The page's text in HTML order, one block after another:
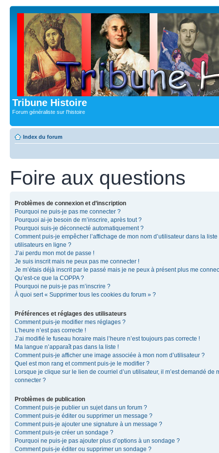
Tribune Histoire
Forum généraliste sur l'histoire
Index du forum
Foire aux questions
Problèmes de connexion et d’inscription
Pourquoi ne puis-je pas me connecter ?
Pourquoi ai-je besoin de m’inscrire, après tout ?
Pourquoi suis-je déconnecté automatiquement ?
Comment puis-je empêcher l’affichage de mon nom d’utilisateur dans la liste
utilisateurs en ligne ?
J’ai perdu mon mot de passe !
Je suis inscrit mais ne peux pas me connecter !
Je m’étais déjà inscrit par le passé mais je ne peux à présent plus me
Qu’est-ce que la COPPA ?
Pourquoi ne puis-je pas m’inscrire ?
À quoi sert « Supprimer tous les cookies du forum » ?
Préférences et réglages des utilisateurs
Comment puis-je modifier mes réglages ?
L’heure n’est pas correcte !
J’ai modifié le fuseau horaire mais l’heure n’est toujours pas correcte !
Ma langue n’apparaît pas dans la liste !
Comment puis-je afficher une image associée à mon nom d’utilisateur ?
Quel est mon rang et comment puis-je le modifier ?
Lorsque je clique sur le lien de courriel d’un utilisateur, il m’est demandé de
connecter ?
Problèmes de publication
Comment puis-je publier un sujet dans un forum ?
Comment puis-je éditer ou supprimer un message ?
Comment puis-je ajouter une signature à un message ?
Comment puis-je créer un sondage ?
Pourquoi ne puis-je pas ajouter plus d’options à un sondage ?
Comment puis-je éditer ou supprimer un sondage ?